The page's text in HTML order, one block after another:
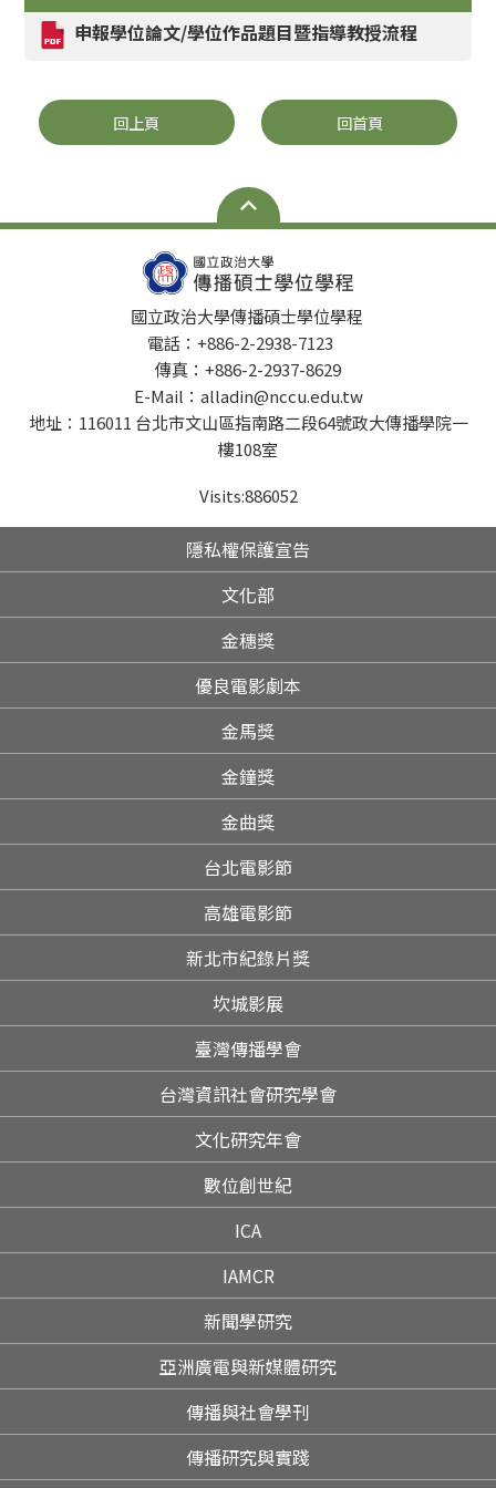
申報學位論文/學位作品題目暨指導教授流程
回上頁 回首頁
國立政治大學傳播碩士學位學程
電話：+886-2-2938-7123
傳真：+886-2-2937-8629
E-Mail：alladin@nccu.edu.tw
地址：116011 台北市文山區指南路二段64號政大傳播學院一
樓108室
Visits:886052
隱私權保護宣告
文化部
金穗獎
優良電影劇本
金馬獎
金鐘獎
金曲獎
台北電影節
高雄電影節
新北市紀錄片獎
坎城影展
臺灣傳播學會
台灣資訊社會研究學會
文化研究年會
數位創世紀
ICA
IAMCR
新聞學研究
亞洲廣電與新媒體研究
傳播與社會學刊
傳播研究與實踐